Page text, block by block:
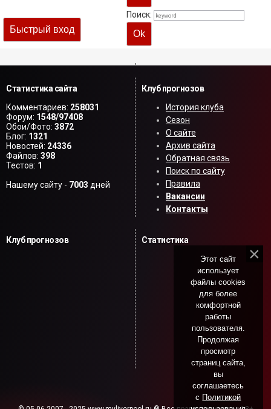
Поиск:
,
Статистика сайта
Комментариев: 258031
Форум: 1548/97408
Обои/Фото: 3872
Блог: 1321
Новостей: 24336
Файлов: 398
Тестов: 1
Нашему сайту - 7003 дней
Клуб прогнозов
История клуба
Сезон
О сайте
Архив сайта
Обратная связь
Поиск по сайту
Правила
Вакансии
Контакты
Клуб прогнозов Статистика
Этот сайт
использует
файлы cookies
для более
комфортной
работы
пользователя.
Продолжая
просмотр
страниц сайта,
вы
соглашаетесь
с Политикой